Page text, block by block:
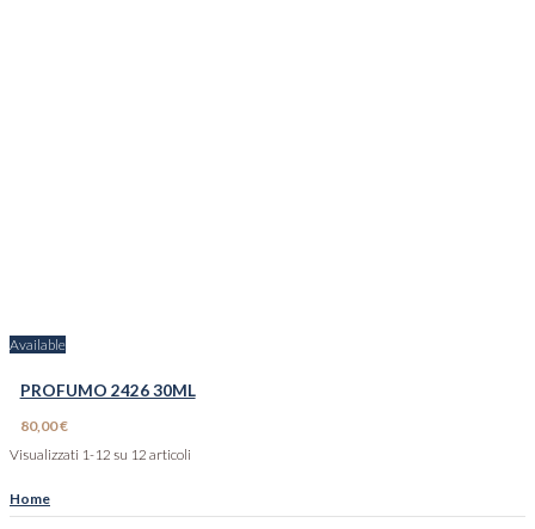
Available
PROFUMO 2426 30ML
80,00 €
Visualizzati 1-12 su 12 articoli
Home